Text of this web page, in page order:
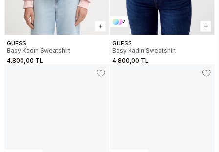
GUESS
Basy Kadın Sweatshirt
4.800,00 TL
2
GUESS
Basy Kadın Sweatshirt
4.800,00 TL